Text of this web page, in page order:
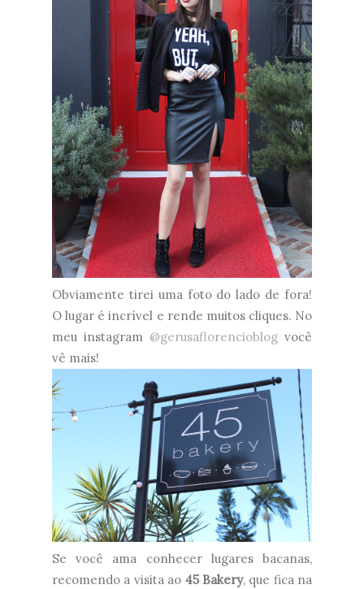
Obviamente tirei uma foto do lado de fora!
O lugar é incrível e rende muitos cliques. No
meu instagram @gerusaflorencioblog você
vê mais!
Se você ama conhecer lugares bacanas,
recomendo a visita ao 45 Bakery, que fica na